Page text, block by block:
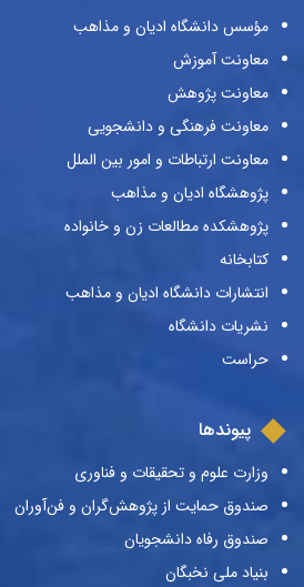
مؤسس دانشگاه ادیان و مذاهب
معاونت آموزش
معاونت پژوهش
معاونت فرهنگی و دانشجویی
معاونت ارتباطات و امور بین الملل
پژوهشگاه ادیان و مذاهب
پژوهشکده مطالعات زن و خانواده
کتابخانه
انتشارات دانشگاه ادیان و مذاهب
نشریات دانشگاه
حراست
پیوندها
وزارت علوم و تحقیقات و فناوری
صندوق حمایت از پژوهش‌گران و فن‌آوران
صندوق رفاه دانشجویان
بنیاد ملی نخبگان